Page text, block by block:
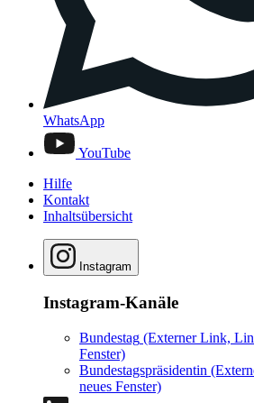
WhatsApp
YouTube
Hilfe
Kontakt
Inhaltsübersicht
Instagram
Instagram-Kanäle
Bundestag (Externer Link,
Fenster)
Bundestagspräsidentin
neues Fenster)